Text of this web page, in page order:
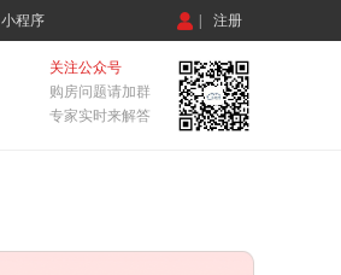
小程序 注册
关注公众号
购房问题请加群
专家实时来解答